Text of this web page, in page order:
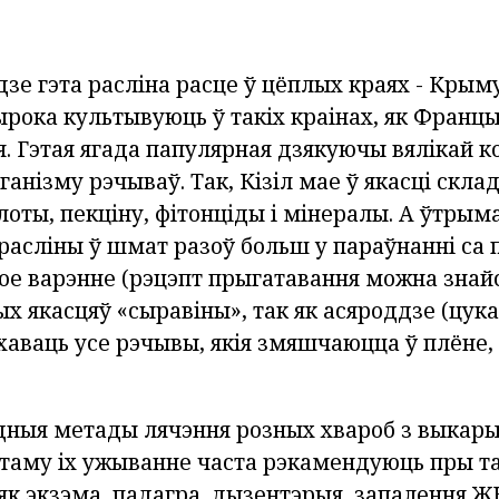
гэта расліна расце ў цёплых краях -
культывуюць ў такіх краінах, як
Гэтая ягада папулярная дзякуючы вялікай
рэчываў. Так, Кізіл мае ў якасці
пекціну, фітонціды і мінералы. А
ў шмат разоў больш у параўнанні
варэнне (рэцэпт прыгатавання можна
якасцяў «сыравіны», так як асяроддзе
усе рэчывы, якія змяшчаюцца ў плёне,
метады лячэння розных хвароб з
іх ужыванне часта рэкамендуюць пры